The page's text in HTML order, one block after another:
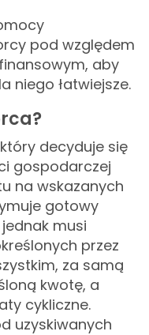
pod względem
aby
niego łatwiejsze.
decyduje się
gospodarczej
na wskazanych
gotowy
musi
przez
za samą
kwotę, a
cykliczne.
uzyskiwanych